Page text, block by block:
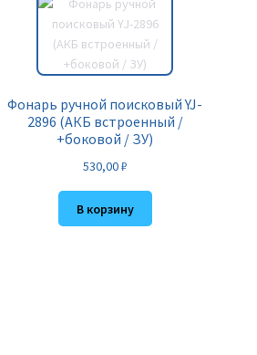
Фонарь ручной поисковый YJ-
2896 (АКБ встроенный /
+боковой / ЗУ)
530,00₽
В корзину